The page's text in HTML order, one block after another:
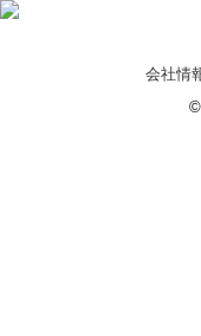
会社情
©